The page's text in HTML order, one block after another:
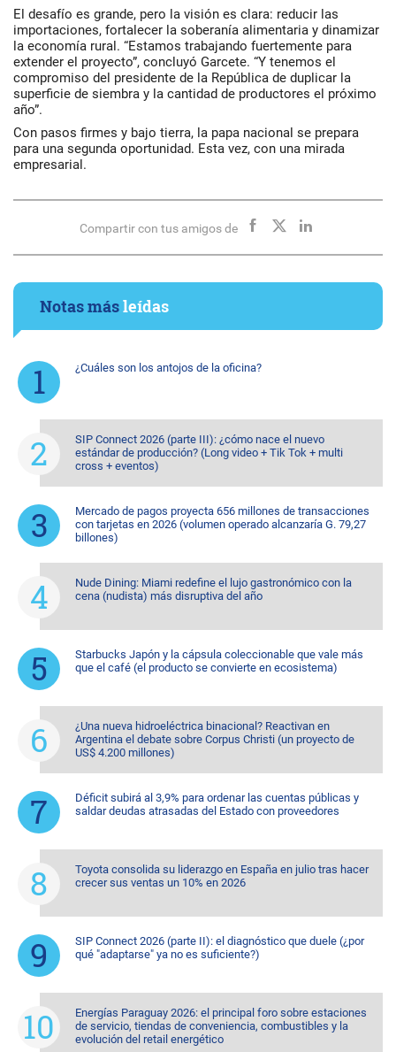
El desafío es grande, pero la visión es clara: reducir las
importaciones, fortalecer la soberanía alimentaria y dinamizar
la economía rural. “Estamos trabajando fuertemente para
extender el proyecto”, concluyó Garcete. “Y tenemos el
compromiso del presidente de la República de duplicar la
superficie de siembra y la cantidad de productores el próximo
año”.
Con pasos firmes y bajo tierra, la papa nacional se prepara
para una segunda oportunidad. Esta vez, con una mirada
empresarial.
Compartir con tus amigos de
Notas másleídas
¿Cuáles son los antojos de la oficina?
SIP Connect 2026 (parte III): ¿cómo nace el nuevo
estándar de producción? (Long video + Tik Tok + multi
cross + eventos)
Mercado de pagos proyecta 656 millones de transacciones
con tarjetas en 2026 (volumen operado alcanzaría G. 79,27
billones)
Nude Dining: Miami redefine el lujo gastronómico con la
cena (nudista) más disruptiva del año
Starbucks Japón y la cápsula coleccionable que vale más
que el café (el producto se convierte en ecosistema)
¿Una nueva hidroeléctrica binacional? Reactivan en
Argentina el debate sobre Corpus Christi (un proyecto de
US$ 4.200 millones)
Déficit subirá al 3,9% para ordenar las cuentas públicas y
saldar deudas atrasadas del Estado con proveedores
Toyota consolida su liderazgo en España en julio tras hacer
crecer sus ventas un 10% en 2026
SIP Connect 2026 (parte II): el diagnóstico que duele (¿por
qué "adaptarse" ya no es suficiente?)
Energías Paraguay 2026: el principal foro sobre estaciones
de servicio, tiendas de conveniencia, combustibles y la
evolución del retail energético